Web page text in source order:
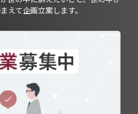
えて企画立案します。